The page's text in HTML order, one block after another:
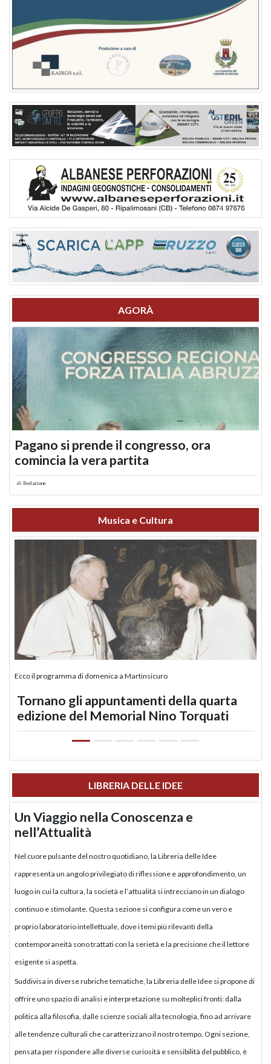
AGORÀ
Pagano si prende il congresso, ora
comincia la vera partita
di Redazione
Musica e Cultura
Ecco il programma di domenica a Martinsicuro
Tornano gli appuntamenti della quarta
edizione del Memorial Nino Torquati
LIBRERIA DELLE IDEE
Un Viaggio nella Conoscenza e
nell’Attualità
Nel cuore pulsante del nostro quotidiano, la Libreria delle Idee
rappresenta un angolo privilegiato di riflessione e approfondimento, un
luogo in cui la cultura, la società e l’attualità si intrecciano in un dialogo
continuo e stimolante. Questa sezione si configura come un vero e
proprio laboratorio intellettuale, dove i temi più rilevanti della
contemporaneità sono trattati con la serietà e la precisione che il lettore
esigente si aspetta.
Suddivisa in diverse rubriche tematiche, la Libreria delle Idee si propone di
offrire uno spazio di analisi e interpretazione su molteplici fronti: dalla
politica alla filosofia, dalle scienze sociali alla tecnologia, fino ad arrivare
alle tendenze culturali che caratterizzano il nostro tempo. Ogni sezione,
pensata per rispondere alle diverse curiosità e sensibilità del pubblico, è